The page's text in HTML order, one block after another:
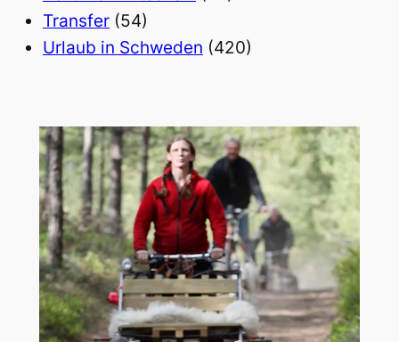
Transfer (54)
Urlaub in Schweden (420)